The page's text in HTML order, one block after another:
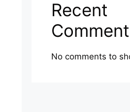
Recent
No comments to